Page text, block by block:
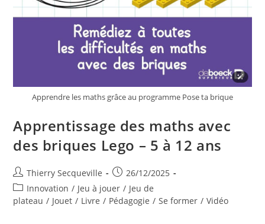
Apprendre les maths grâce au programme Pose ta brique
Apprentissage des maths avec
des briques Lego – 5 à 12 ans
Auteur/autrice
de
la
publication :
Thierry Secqueville
Publication
publiée :
26/12/2025
Post
category:
Innovation / Jeu à jouer / Jeu de
plateau / Jouet / Livre / Pédagogie / Se former / Vidéo